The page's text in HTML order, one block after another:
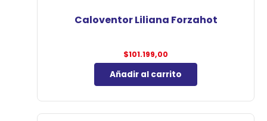
Caloventor Liliana Forzahot
$101.199,00
Añadir al carrito